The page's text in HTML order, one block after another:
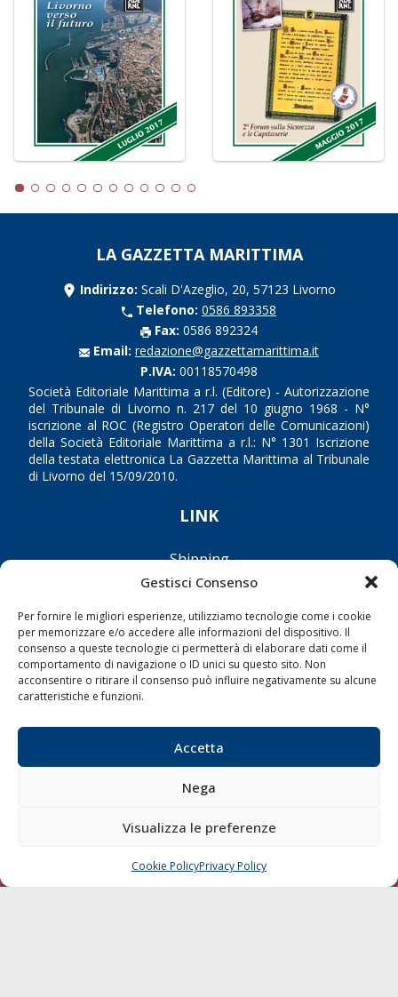
Gestisci Consenso
Per fornire le migliori esperienze, utilizziamo tecnologie come i cookie
per memorizzare e/o accedere alle informazioni del dispositivo. Il
consenso a queste tecnologie ci permetterà di elaborare dati come il
comportamento di navigazione o ID unici su questo sito. Non
acconsentire o ritirare il consenso può influire negativamente su alcune
caratteristiche e funzioni.
Accetta
Nega
Visualizza le preferenze
Cookie PolicyPrivacy Policy
LA GAZZETTA MARITTIMA
Indirizzo: Scali D'Azeglio, 20, 57123 Livorno
Telefono: 0586 893358
Fax: 0586 892324
Email: redazione@gazzettamarittima.it
P.IVA: 00118570498
Società Editoriale Marittima a r.l. (Editore) - Autorizzazione
del Tribunale di Livorno n. 217 del 10 giugno 1968 - N°
iscrizione al ROC (Registro Operatori delle Comunicazioni)
della Società Editoriale Marittima a r.l.: N° 1301 Iscrizione
della testata elettronica La Gazzetta Marittima al Tribunale
di Livorno del 15/09/2010.
LINK
Shipping
Porti/Interporti
Trasporti
Varie
Sostenibilità
Compagnie di Navigazione
Diporto
Chi siamo
Contatti
CHIAMA SCRIVI